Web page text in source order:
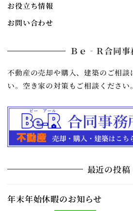
お役立ち情報
お問い合わせ
Ｂｅ‐Ｒ合同事
不動産の売却や購入、建築のご相談
い。空き家の対策もご相談ください。
最近の投稿
年末年始休暇のお知らせ